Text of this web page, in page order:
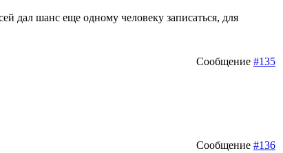
дал шанс еще одному человеку записаться, для
Сообщение #135
Сообщение #136